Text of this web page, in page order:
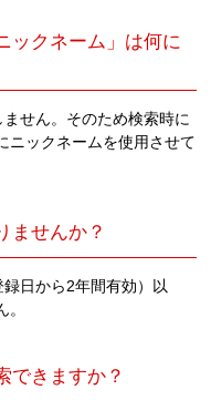
ックネーム」は何に
せん。そのため検索時に
ニックネームを使用させて
ませんか？
日から2年間有効）以
できますか？